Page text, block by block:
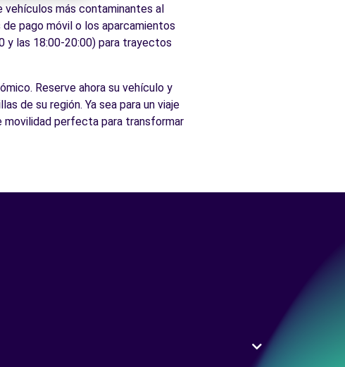
vehículos más contaminantes al
pago móvil o los aparcamientos
y las 18:00-20:00) para trayectos
Reserve ahora su vehículo y
de su región. Ya sea para un viaje
movilidad perfecta para transformar